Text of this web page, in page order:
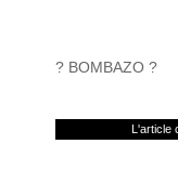
? BOMBAZO ?
L'article